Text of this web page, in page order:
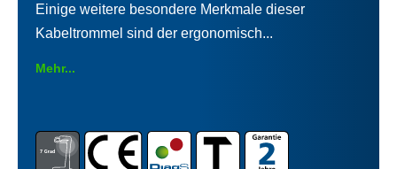
Einige weitere besondere Merkmale dieser
Kabeltrommel sind der ergonomisch...
Mehr...